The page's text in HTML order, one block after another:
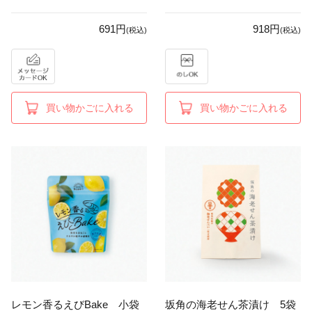
691円(税込)
買い物かごに入れる
918円(税込)
買い物かごに入れる
レモン香るえびBake 小袋
坂角の海老せん茶漬け 5袋